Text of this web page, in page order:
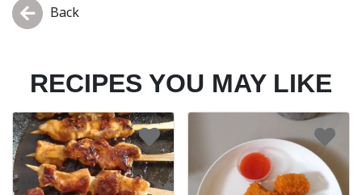
Back
RECIPES YOU MAY LIKE